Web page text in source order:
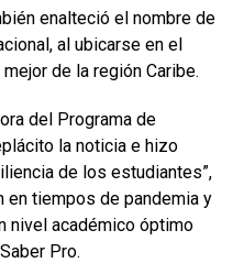
enalteció el nombre de
al ubicarse en el
de la región Caribe.
del Programa de
la noticia e hizo
de los estudiantes”,
en tiempos de pandemia y
nivel académico óptimo
Pro.